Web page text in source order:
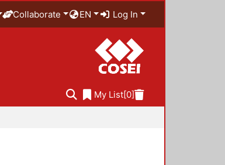
Collaborate EN Log In
My List[0]